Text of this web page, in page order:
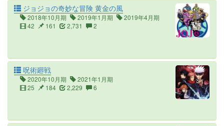
ジョジョの奇妙な冒険 黄金の風
2018年10月期 2019年1月期
2019年4月期
42
161 2,731 2
呪術廻戦
2020年10月期
2021年1月期
25
184 2,229 6